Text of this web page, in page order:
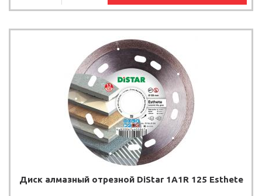
Диск алмазный отрезной DiStar 1A1R 125 Esthete